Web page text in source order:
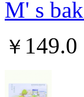
M' s
￥ 149.0